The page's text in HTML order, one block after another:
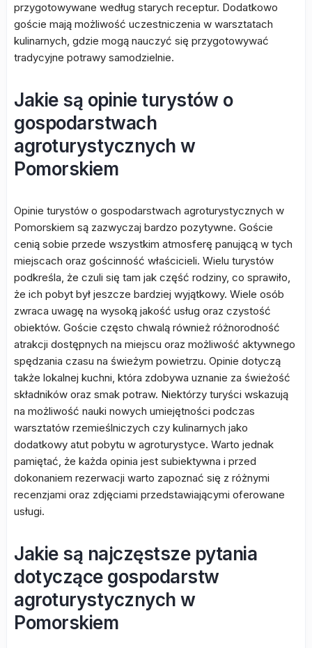
przygotowywane według starych receptur. Dodatkowo
goście mają możliwość uczestniczenia w warsztatach
kulinarnych, gdzie mogą nauczyć się przygotowywać
tradycyjne potrawy samodzielnie.
Jakie są opinie turystów o
gospodarstwach
agroturystycznych w
Pomorskiem
Opinie turystów o gospodarstwach agroturystycznych w
Pomorskiem są zazwyczaj bardzo pozytywne. Goście
cenią sobie przede wszystkim atmosferę panującą w tych
miejscach oraz gościnność właścicieli. Wielu turystów
podkreśla, że czuli się tam jak część rodziny, co sprawiło,
że ich pobyt był jeszcze bardziej wyjątkowy. Wiele osób
zwraca uwagę na wysoką jakość usług oraz czystość
obiektów. Goście często chwalą również różnorodność
atrakcji dostępnych na miejscu oraz możliwość aktywnego
spędzania czasu na świeżym powietrzu. Opinie dotyczą
także lokalnej kuchni, która zdobywa uznanie za świeżość
składników oraz smak potraw. Niektórzy turyści wskazują
na możliwość nauki nowych umiejętności podczas
warsztatów rzemieślniczych czy kulinarnych jako
dodatkowy atut pobytu w agroturystyce. Warto jednak
pamiętać, że każda opinia jest subiektywna i przed
dokonaniem rezerwacji warto zapoznać się z różnymi
recenzjami oraz zdjęciami przedstawiającymi oferowane
usługi.
Jakie są najczęstsze pytania
dotyczące gospodarstw
agroturystycznych w
Pomorskiem